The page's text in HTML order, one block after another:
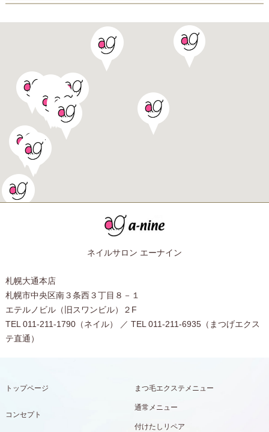
ネイルサロン エーナイン
札幌大通本店
札幌市中央区南３条西３丁目８－１
エテルノビル（旧スワンビル）２F
TEL 011-211-1790（ネイル） ／ TEL 011-211-6935（まつげエクス
テ直通）
トップページ
コンセプト
まつ毛エクステメニュー
通常メニュー
付けたしリペア